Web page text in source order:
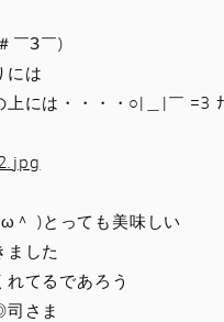
ュレーター
￣З￣)
には
上には・・・・○|＿|￣ =3
＾ )とっても美味しい
ました
れてるであろう
さま